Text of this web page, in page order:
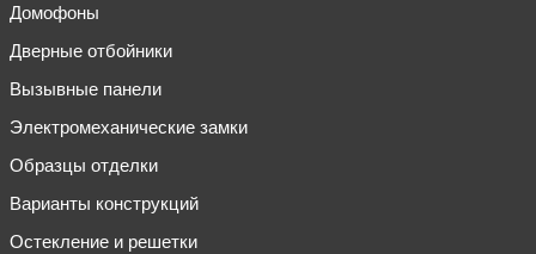
Домофоны
Дверные отбойники
Вызывные панели
Электромеханические замки
Образцы отделки
Варианты конструкций
Остекление и решетки